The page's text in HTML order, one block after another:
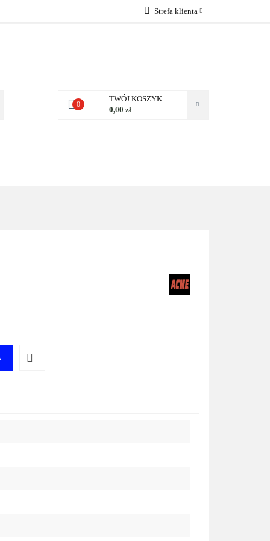
Strefa klienta
0
TWÓJ KOSZYK
0,00 zł